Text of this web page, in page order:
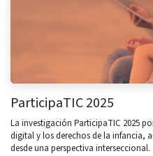
ParticipaTIC 2025
La investigación ParticipaTIC 2025
digital y los derechos de la infancia,
desde una perspectiva interseccional.